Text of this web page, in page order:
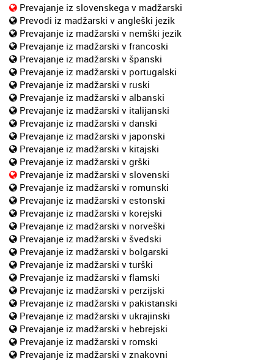
Prevajanje iz slovenskega v madžarski
Prevodi iz madžarski v angleški jezik
Prevajanje iz madžarski v nemški jezik
Prevajanje iz madžarski v francoski
Prevajanje iz madžarski v španski
Prevajanje iz madžarski v portugalski
Prevajanje iz madžarski v ruski
Prevajanje iz madžarski v albanski
Prevajanje iz madžarski v italijanski
Prevajanje iz madžarski v danski
Prevajanje iz madžarski v japonski
Prevajanje iz madžarski v kitajski
Prevajanje iz madžarski v grški
Prevajanje iz madžarski v slovenski
Prevajanje iz madžarski v romunski
Prevajanje iz madžarski v estonski
Prevajanje iz madžarski v korejski
Prevajanje iz madžarski v norveški
Prevajanje iz madžarski v švedski
Prevajanje iz madžarski v bolgarski
Prevajanje iz madžarski v turški
Prevajanje iz madžarski v flamski
Prevajanje iz madžarski v perzijski
Prevajanje iz madžarski v pakistanski
Prevajanje iz madžarski v ukrajinski
Prevajanje iz madžarski v hebrejski
Prevajanje iz madžarski v romski
Prevajanje iz madžarski v znakovni